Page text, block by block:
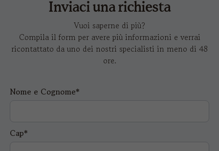
Inviaci una richiesta
Vuoi saperne di più?
Compila il form per avere più informazioni e verrai
ricontattato da uno dei nostri specialisti in meno di 48
ore.
Nome e Cognome*
Cap*